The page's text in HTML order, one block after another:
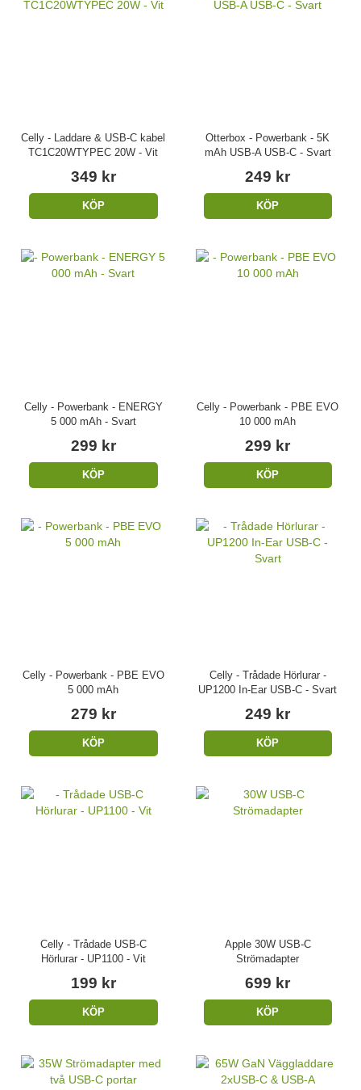
Celly - Laddare & USB-C kabel
TC1C20WTYPEC 20W - Vit
349 kr
KÖP
Otterbox - Powerbank - 5K
mAh USB-A USB-C - Svart
249 kr
KÖP
Celly - Powerbank - ENERGY
5 000 mAh - Svart
299 kr
KÖP
Celly - Powerbank - PBE EVO
10 000 mAh
299 kr
KÖP
Celly - Powerbank - PBE EVO
5 000 mAh
279 kr
KÖP
Celly - Trådade Hörlurar -
UP1200 In-Ear USB-C - Svart
249 kr
KÖP
Celly - Trådade USB-C
Hörlurar - UP1100 - Vit
199 kr
KÖP
Apple 30W USB-C
Strömadapter
699 kr
KÖP